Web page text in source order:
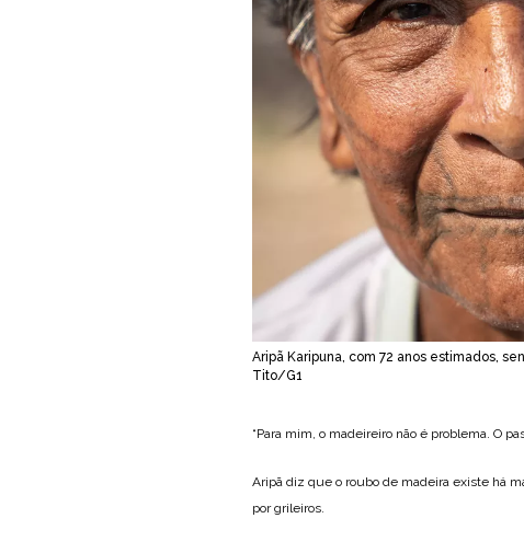
Aripã Karipuna, com 72 anos estimados,
Tito/G1
“Para mim, o madeireiro não é problema. O
Aripã diz que o roubo de madeira existe há
por grileiros.